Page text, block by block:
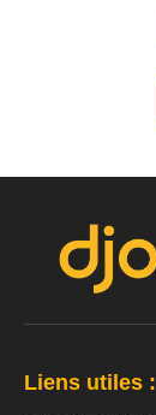
Liens utiles :